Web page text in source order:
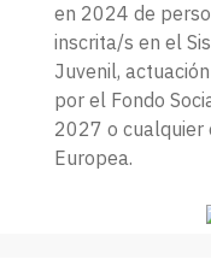
en 2024 de
inscrita/s en el
Juvenil,
por el Fondo
2027 o cualquier
Europea.